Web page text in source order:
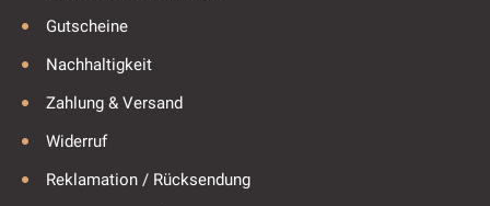
Gutscheine
Nachhaltigkeit
Zahlung & Versand
Widerruf
Reklamation / Rücksendung